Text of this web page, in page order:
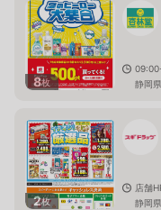
8枚
静岡
2枚
店舗
静岡